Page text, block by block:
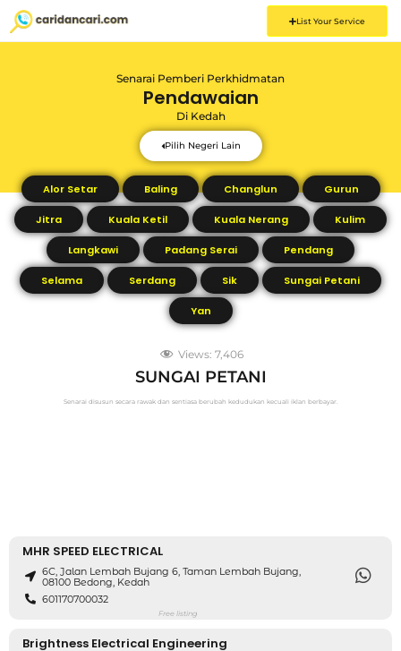
List Your Service
Senarai Pemberi Perkhidmatan
Pendawaian
Di Kedah
Pilih Negeri Lain
Alor Setar Baling Changlun Gurun
Jitra Kuala Ketil Kuala Nerang Kulim
Langkawi Padang Serai Pendang
Selama Serdang Sik Sungai Petani
Yan
Views: 7,406
SUNGAI PETANI
Senarai disusun secara rawak dan sentiasa berubah kedudukan kecuali iklan berbayar.
MHR SPEED ELECTRICAL
6C, Jalan Lembah Bujang 6, Taman Lembah Bujang,
08100 Bedong, Kedah
601170700032
Free listing
Brightness Electrical Engineering